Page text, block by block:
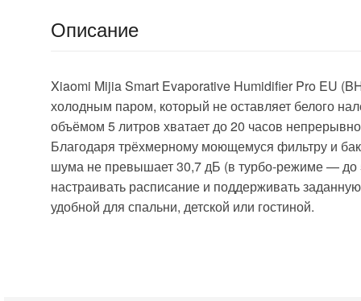
Описание
Xiaomi Mijia Smart Evaporative Humidifier Pro EU
холодным паром, который не оставляет белого
объёмом 5 литров хватает до 20 часов
Благодаря трёхмерному моющемуся фильтру и
шума не превышает 30,7 дБ (в турбо-режиме — до
настраивать расписание и поддерживать
удобной для спальни, детской или гостиной.